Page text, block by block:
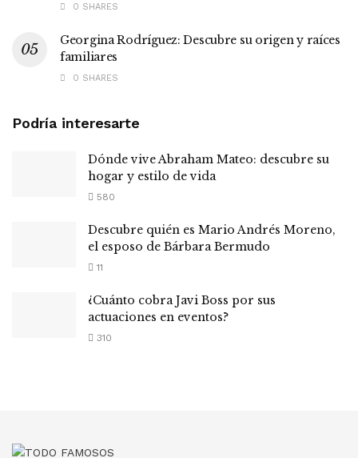
0 SHARES
Georgina Rodríguez: Descubre su origen y raíces
familiares
0 SHARES
Podría interesarte
Dónde vive Abraham Mateo: descubre su
hogar y estilo de vida
580
Descubre quién es Mario Andrés Moreno,
el esposo de Bárbara Bermudo
11
¿Cuánto cobra Javi Boss por sus
actuaciones en eventos?
310